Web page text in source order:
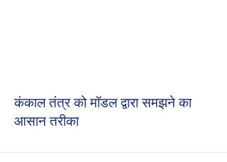
कंकाल तंत्र को मॉडल द्वारा समझने का
आसान तरीका